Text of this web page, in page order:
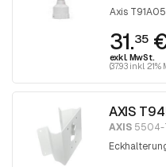
Axis
31.35
exkl. MwSt.
(37.93 inkl. 21%
AXIS
AXIS5504-